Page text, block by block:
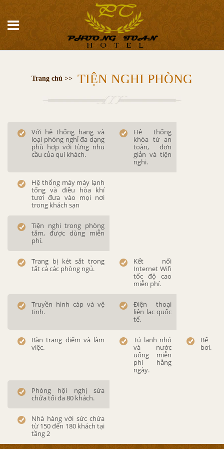
Trang chủ >> TIỆN NGHI PHÒNG
Với hệ thống hạng và
loại phòng nghỉ đa dạng
phù hợp với từng nhu
cầu của quí khách.
Hệ thống
khóa từ an
toàn, đơn
giản và tiện
nghi.
Hệ thống máy máy lạnh
tổng và điều hòa khí
tươi đưa vào mọi nơi
trong khách sạn
Tiện nghi trong phòng
tắm, được dùng miễn
phí.
Trang bị két sắt trong
tất cả các phòng ngủ.
Kết nối
Internet Wifi
tốc độ cao
miễn phí.
Truyền hình cáp và vệ
tinh.
Điện thoại
liên lạc quốc
tế.
Bàn trang điểm và làm
việc.
Tủ lạnh nhỏ
và nước
uống miễn
phí hằng
ngày.
Bể
bơi.
Phòng hội nghị sứa
chứa tối đa 80 khách.
Nhà hàng với sức chứa
từ 150 đến 180 khách tại
tầng 2